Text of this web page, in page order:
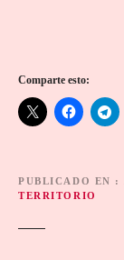
Comparte esto:
PUBLICADO EN
TERRITORIO